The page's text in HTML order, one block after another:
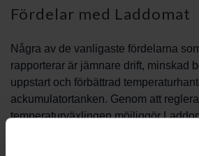
Fördelar med Laddomat
Några av de vanligaste fördelarna
rapporterar är jämnare drift, minskad
uppstart och förbättrad
ackumulatortanken. Genom att
temperaturväxlingen möjliggör
lagring och användning av
göra systemet mer förutsägbart och